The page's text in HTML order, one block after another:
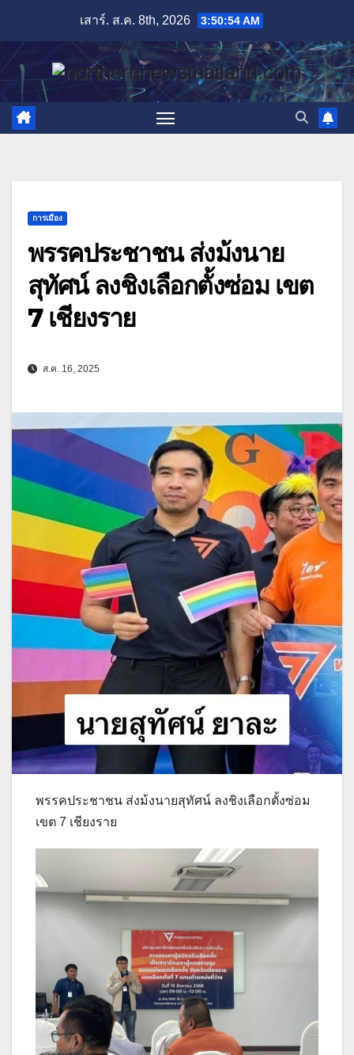
content
เสาร์. ส.ค. 8th, 2026 3:50:56 AM
การเมือง
พรรคประชาชน ส่งม้งนาย
สุทัศน์ ลงชิงเลือกตั้งซ่อม เขต
7 เชียงราย
ส.ค. 16, 2025
พรรคประชาชน ส่งม้งนายสุทัศน์ ลงชิงเลือกตั้งซ่อม
เขต 7 เชียงราย